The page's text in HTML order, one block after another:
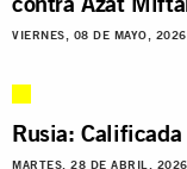
VIERNES, 08 DE MAYO, 2026
Rusia:
MARTES, 28 DE ABRIL, 2026